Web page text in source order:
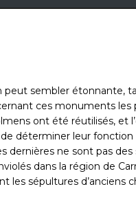
sembler étonnante,
ces monuments
ont été réutilisés, et
déterminer leur
ne sont pas
dans la région de
sépultures